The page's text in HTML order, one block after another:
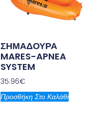
ΣΗΜΑΔΟΥΡΑ
MARES-APNEA
SYSTEM
35.96€
Προσθήκη Στο Καλάθι